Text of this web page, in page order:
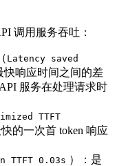
调用服务吞吐：
（ Latency saved
快响应时间之间的差
服务在处理请求时
TTFT
的一次首 token 响应
TTFT 0.03s ）：是